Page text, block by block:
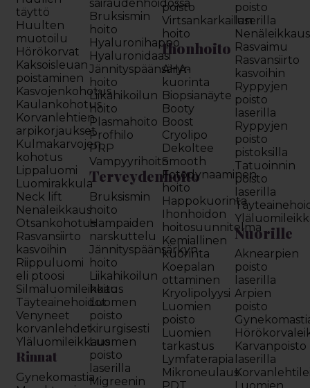
täyttö
Huulten
muotoilu
Hörökorvat
Kaksoisleuan
poistaminen
Kasvojenkohotus
Kaulankohotus
Korvanlehtien
arpikorjaukset
Kulmakarvojen
kohotus
Lippaluomi
Luomirakkula
Neck lift
Nenäleikkaus
Otsankohotus
Rasvansiirto
kasvoihin
Riippuluomi
eli ptoosi
Silmäluomileikkaus
Täyteainehoidot
Venyneet
korvanlehdet
Yläluomileikkaus
Rinnat
Gynekomastia
sairaudenhoidossa
Bruksismin
hoito
Hyaluronihappo
Hyaluronidaasi
Jännityspäänsäryn
hoito
Liikahikoilun
hoito
Plasmahoito
Profhilo
PRP
Vampyyrihoito
Terveydenhoito
Bruksismin
hoito
Hampaiden
narskuttelu
Jännityspäänsärkyn
hoito
Liikahikoilun
hoito
Luomen
poisto
kirurgisesti
Luomen
poisto
laserilla
Migreenin
poisto
Virtsankarkailun
hoito
Ihonhoito
AHA-
kuorinta
Biopsianäyte
Booty
Boost
Cryolipo
Dekoltee
Smooth
Fotodynaaminen
hoito
Happokuorinta
Ihonhoidon
hoitosuunnitelma
Kemiallinen
kuorinta
Koepalan
ottaminen
Kryolipolyysi
Luomien
poisto
Luomien
tarkastus
Lymfaterapia
Mikroneulaus
poisto
laserilla
Nenäleikkaus
Rasvaimu
Rasvansiirto
kasvoihin
Ryppyjen
poisto
laserilla
Ryppyjen
poisto
pistoksilla
Tatuoinnin
poisto
laserilla
Nuorille
Aknearpien
poisto
laserilla
Arpien
poisto
Karvanpoisto
laserilla